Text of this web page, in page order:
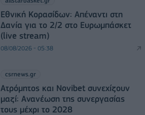
Εθνική Κορασίδων: Απέναντι στη
Δανία για το 2/2 στο Ευρωμπάσκετ
(live stream)
08/08/2026 - 05:38
csrnews.gr
Ατρόμητος και Novibet συνεχίζουν
μαζί: Ανανέωση της συνεργασίας
τους μέχρι το 2028